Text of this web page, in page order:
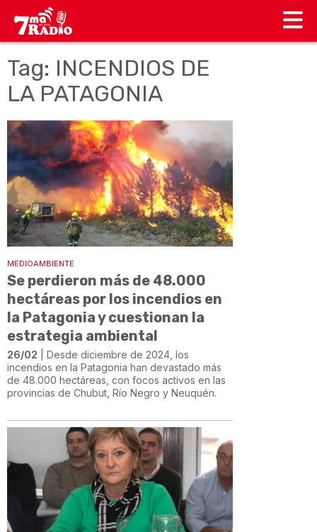
Tag: INCENDIOS DE
LA PATAGONIA
MEDIOAMBIENTE
Se perdieron más de 48.000
hectáreas por los incendios en
la Patagonia y cuestionan la
estrategia ambiental
26/02 | Desde diciembre de 2024, los
incendios en la Patagonia han devastado más
de 48.000 hectáreas, con focos activos en las
provincias de Chubut, Río Negro y Neuquén.